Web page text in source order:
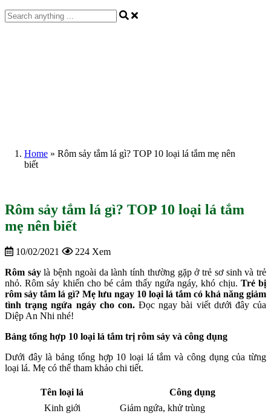
Home » Rôm sảy tắm lá gì? TOP 10 loại lá tắm mẹ nên
biết
Rôm sảy tắm lá gì? TOP 10 loại lá tắm
mẹ nên biết
10/02/2021 224 Xem
Rôm sảylà bệnh ngoài da lành tính thường gặp ở trẻ sơ sinh và trẻ
nhỏ. Rôm sảy khiến cho bé cảm thấy ngứa ngáy, khó chịu. Trẻ bị
rôm sảy tắm lá gì? Mẹ lưu ngay 10 loại lá tắm có khả năng giảm
tình trạng ngứa ngáy cho con. Đọc ngay bài viết dưới đây của
Diệp An Nhi nhé!
Bảng tổng hợp 10 loại lá tắm trị rôm sảy và công dụng
Dưới đây là bảng tổng hợp 10 loại lá tắm và công dụng của từng
loại lá. Mẹ có thể tham khảo chi tiết.
Tên loại lá
Công dụng
Kinh giới
Giảm ngứa, khử trùng